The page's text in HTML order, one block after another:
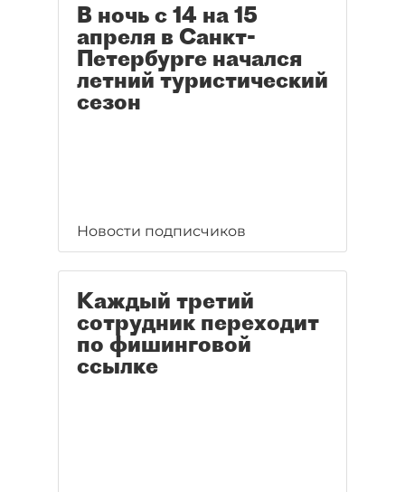
В ночь с 14 на 15
апреля в Санкт-
Петербурге начался
летний туристический
сезон
Новости подписчиков
Каждый третий
сотрудник переходит
по фишинговой
ссылке